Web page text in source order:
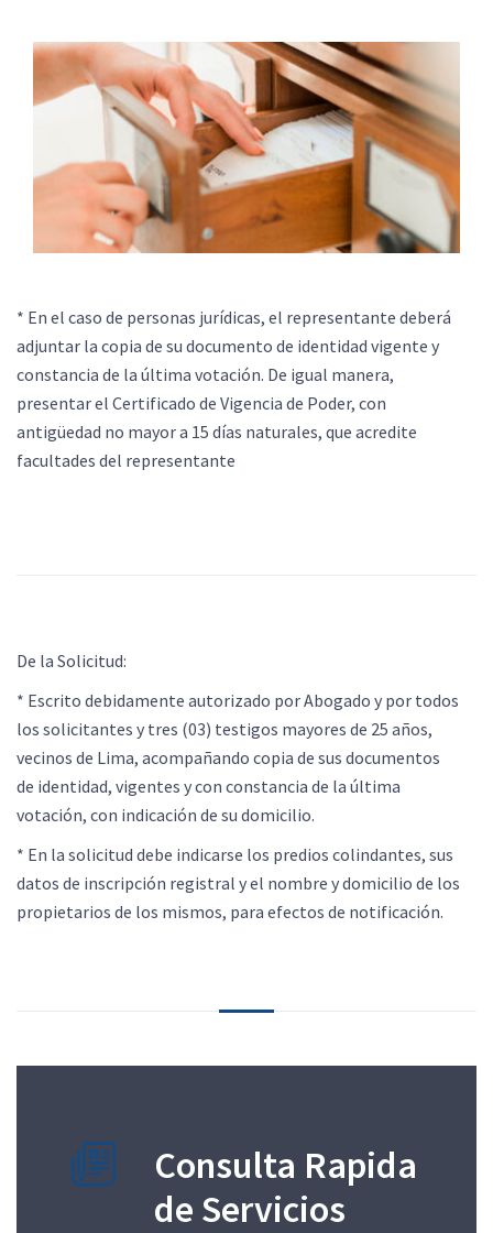
* En el caso de personas jurídicas, el representante deberá
adjuntar la copia de su documento de identidad vigente y
constancia de la última votación. De igual manera,
presentar el Certificado de Vigencia de Poder, con
antigüedad no mayor a 15 días naturales, que acredite
facultades del representante
De la Solicitud:
* Escrito debidamente autorizado por Abogado y por todos
los solicitantes y tres (03) testigos mayores de 25 años,
vecinos de Lima, acompañando copia de sus documentos
de identidad, vigentes y con constancia de la última
votación, con indicación de su domicilio.
* En la solicitud debe indicarse los predios colindantes, sus
datos de inscripción registral y el nombre y domicilio de los
propietarios de los mismos, para efectos de notificación.
Consulta Rapida
de Servicios